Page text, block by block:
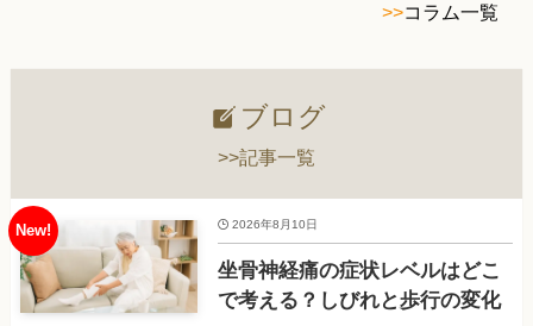
>>コラム一覧
ブログ
>>記事一覧
坐骨神経痛の症状レベルはどこ
で考える？しびれと歩行の変化
2026年8月10日